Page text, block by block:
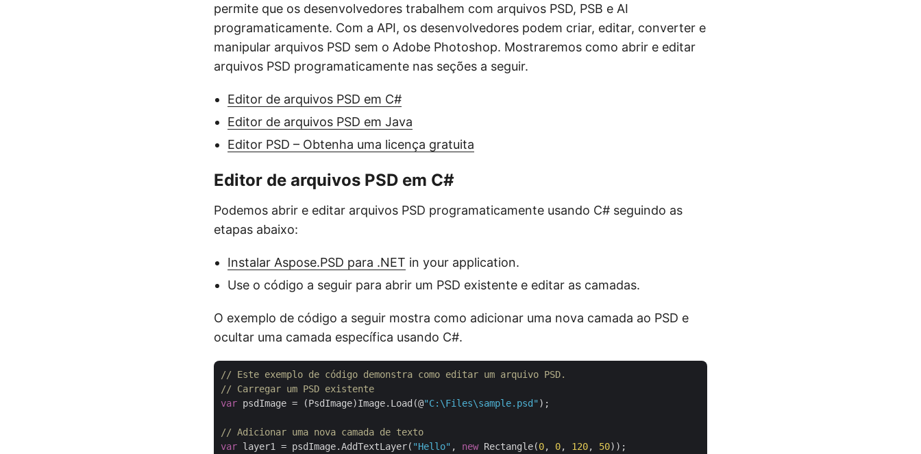
permite que os desenvolvedores trabalhem com arquivos PSD, PSB e AI
programaticamente. Com a API, os desenvolvedores podem criar, editar, converter e
manipular arquivos PSD sem o Adobe Photoshop. Mostraremos como abrir e editar
arquivos PSD programaticamente nas seções a seguir.
Editor de arquivos PSD em C#
Editor de arquivos PSD em Java
Editor PSD – Obtenha uma licença gratuita
Editor de arquivos PSD em C#
Podemos abrir e editar arquivos PSD programaticamente usando C# seguindo as
etapas abaixo:
Instalar Aspose.PSD para .NET in your application.
Use o código a seguir para abrir um PSD existente e editar as camadas.
O exemplo de código a seguir mostra como adicionar uma nova camada ao PSD e
ocultar uma camada específica usando C#.
// Este exemplo de código demonstra como editar um arquivo PSD.
// Carregar um PSD existente
var psdImage = (PsdImage)Image.Load(@"C:\Files\sample.psd" );
// Adicionar uma nova camada de texto
var layer1 = psdImage.AddTextLayer( "Hello" , new Rectangle(0, 0, 120, 50));